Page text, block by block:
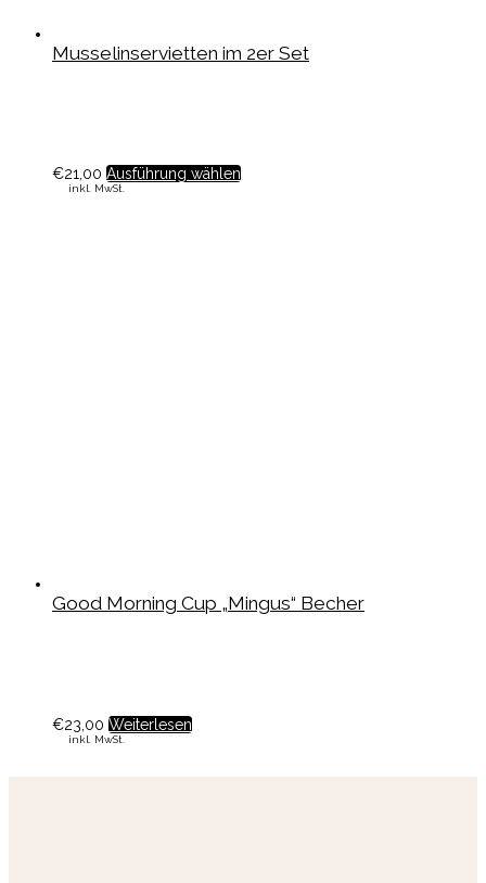
Musselinservietten im 2er Set
€21,00 Ausführung wählen
inkl. MwSt.
Good Morning Cup „Mingus“ Becher
€23,00 Weiterlesen
inkl. MwSt.